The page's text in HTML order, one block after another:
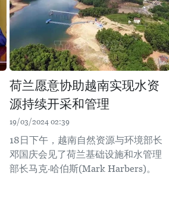
荷兰愿意协助越南实现水资
源持续开采和管理
19/03/2024 02:39
18日下午，越南自然资源与环境部长
邓国庆会见了荷兰基础设施和水管理
部长马克·哈伯斯(Mark Harbers)。